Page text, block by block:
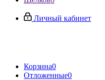
Личный кабинет
Корзина0
Отложенные0